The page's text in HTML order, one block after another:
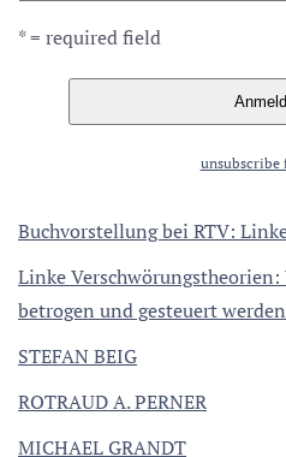
* = required field
unsubscribe
Buchvorstellung bei RTV:
Linke
betrogen und gesteuert werden
STEFAN BEIG
ROTRAUD A. PERNER
MICHAEL GRANDT